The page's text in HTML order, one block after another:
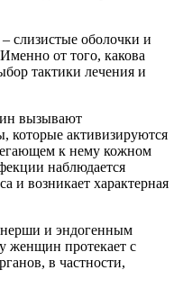
слизистые оболочки и
от того, какова
тактики лечения и
вызывают
которые активизируются
к нему кожном
наблюдается
и возникает характерная
и эндогенным
женщин протекает с
в частности,